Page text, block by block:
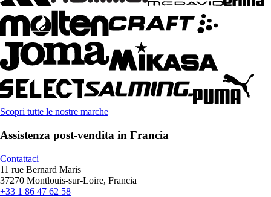
Scopri tutte le nostre marche
Assistenza post-vendita in Francia
Contattaci
11 rue Bernard Maris
37270 Montlouis-sur-Loire, Francia
+33 1 86 47 62 58